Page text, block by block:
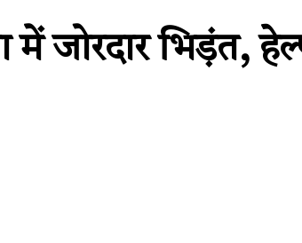
जोरदार भिड़ंत,